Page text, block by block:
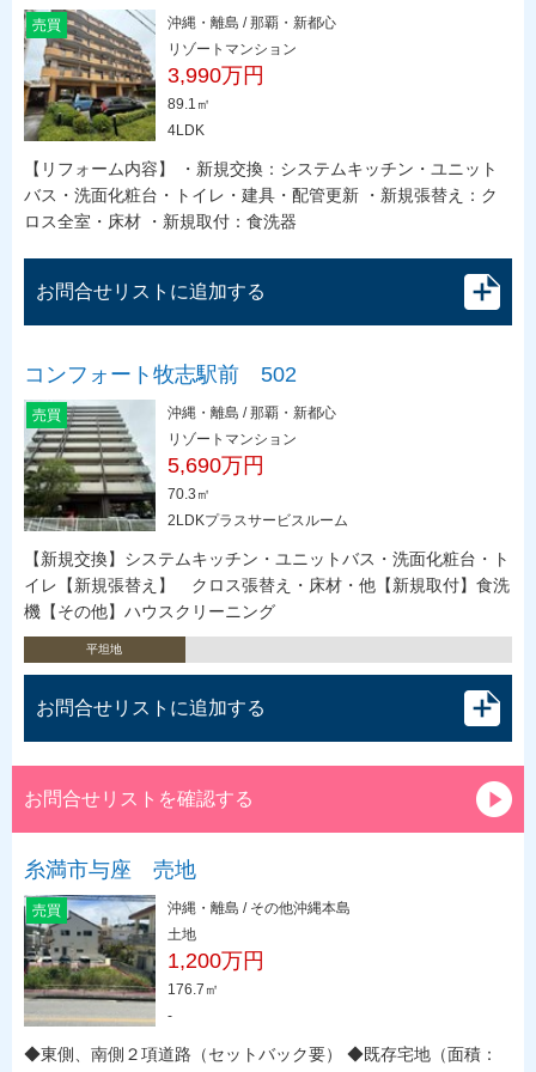
売買
沖縄・離島 / 那覇・新都心
リゾートマンション
3,990万円
89.1㎡
4LDK
【リフォーム内容】 ・新規交換：システムキッチン・ユニット
バス・洗面化粧台・トイレ・建具・配管更新 ・新規張替え：ク
ロス全室・床材 ・新規取付：食洗器
お問合せリストに追加する
コンフォート牧志駅前 502
売買
沖縄・離島 / 那覇・新都心
リゾートマンション
5,690万円
70.3㎡
2LDKプラスサービスルーム
【新規交換】システムキッチン・ユニットバス・洗面化粧台・ト
イレ【新規張替え】 クロス張替え・床材・他【新規取付】食洗
機【その他】ハウスクリーニング
平坦地
お問合せリストに追加する
お問合せリストを確認する
糸満市与座 売地
売買
沖縄・離島 / その他沖縄本島
土地
1,200万円
176.7㎡
-
◆東側、南側２項道路（セットバック要） ◆既存宅地（面積：